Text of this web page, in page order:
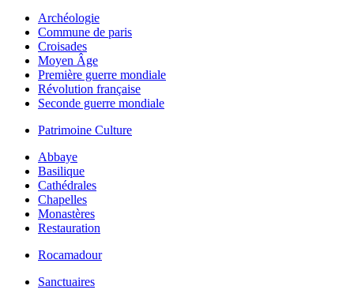
Archéologie
Commune de paris
Croisades
Moyen Âge
Première guerre mondiale
Révolution française
Seconde guerre mondiale
Patrimoine Culture
Abbaye
Basilique
Cathédrales
Chapelles
Monastères
Restauration
Rocamadour
Sanctuaires